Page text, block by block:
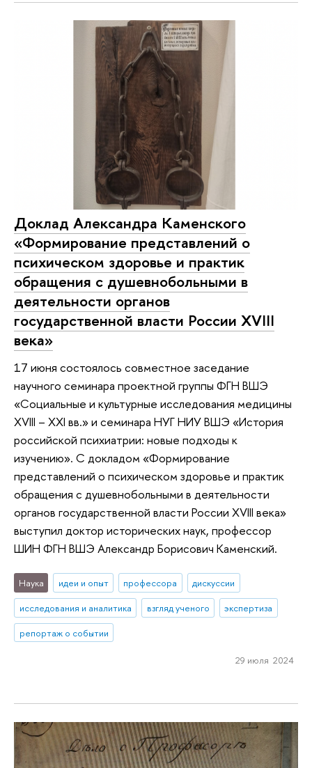
Доклад Александра Каменского
«Формирование представлений о
психическом здоровье и практик
обращения с душевнобольными в
деятельности органов
государственной власти России XVIII
века»
17 июня состоялось совместное заседание
научного семинара проектной группы ФГН ВШЭ
«Социальные и культурные исследования медицины
XVIII – XXI вв.» и семинара НУГ НИУ ВШЭ «История
российской психиатрии: новые подходы к
изучению». С докладом «Формирование
представлений о психическом здоровье и практик
обращения с душевнобольными в деятельности
органов государственной власти России XVIII века»
выступил доктор исторических наук, профессор
ШИН ФГН ВШЭ Александр Борисович Каменский.
Наука идеи и опыт профессора
дискуссии
исследования и аналитика
взгляд ученого
экспертиза
репортаж о событии
29 июля 2024